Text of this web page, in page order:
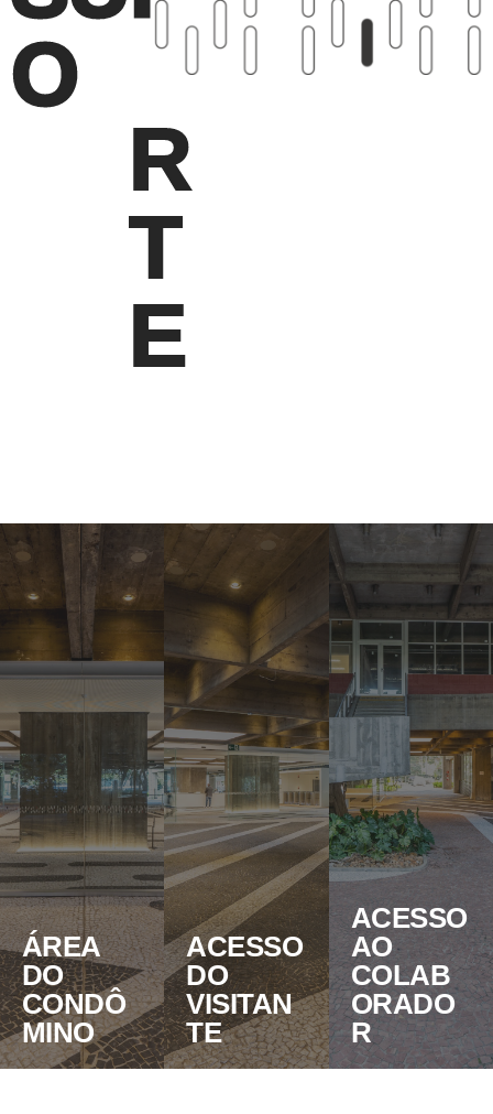
O
R
T
E
ÁREA
DO
CONDÔ
MINO
ACESSO
DO
VISITAN
TE
ACESSO
AO
COLAB
ORADO
R